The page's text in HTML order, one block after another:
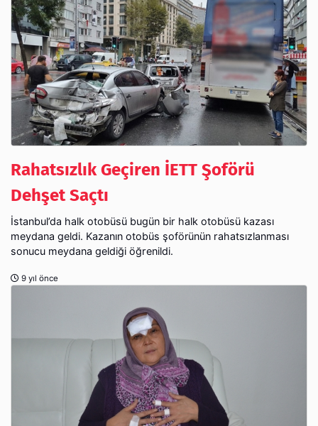
Rahatsızlık Geçiren İETT Şoförü
Dehşet Saçtı
İstanbul’da halk otobüsü bugün bir halk otobüsü kazası
meydana geldi. Kazanın otobüs şoförünün rahatsızlanması
sonucu meydana geldiği öğrenildi.
9 yıl önce